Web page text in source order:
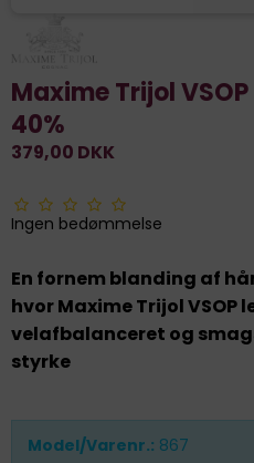
Maxime Trijol
40%
379,00 DKK
Ingen bedømmelse
En fornem blanding af
hvor Maxime Trijol VSOP
velafbalanceret og
styrke
Model/Varenr.: 867